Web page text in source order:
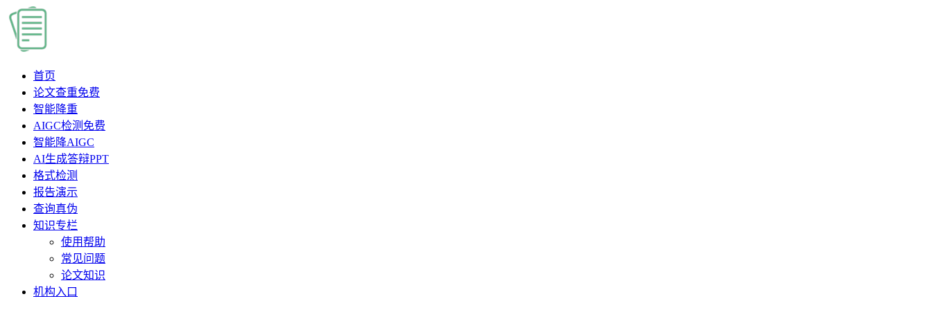
首页
论文查重免费
智能降重
AIGC检测 免费
智能降AIGC
AI生成答辩PPT
格式检测
报告演示
查询真伪
知识专栏
使用帮助
常见问题
论文知识
机构入口